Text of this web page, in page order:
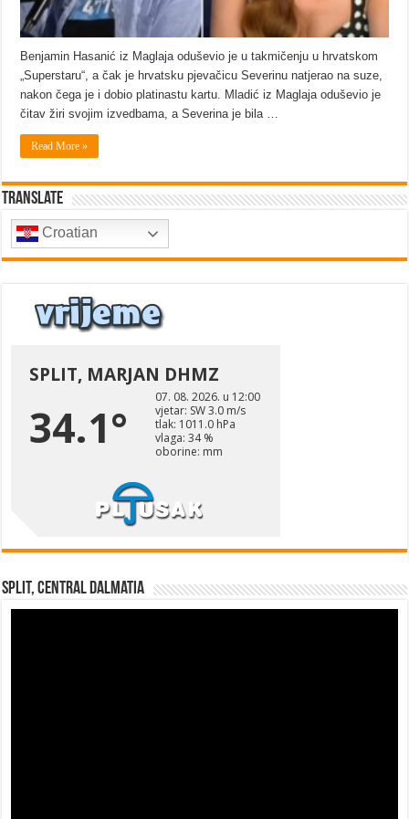
Benjamin Hasanić iz Maglaja oduševio je u takmičenju u hrvatskom
„Superstaru“, a čak je hrvatsku pjevačicu Severinu natjerao na suze,
nakon čega je i dobio platinastu kartu. Mladić iz Maglaja oduševio je
čitav žiri svojim izvedbama, a Severina je bila …
Read More »
Translate
Croatian
Split, Central Dalmatia